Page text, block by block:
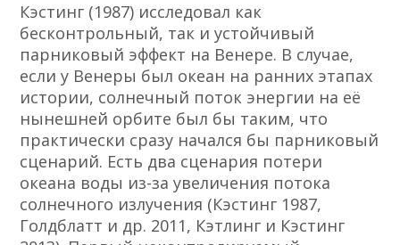
Кэстинг (1987) исследовал как
бесконтрольный, так и устойчивый
парниковый эффект на Венере. В случае,
если у Венеры был океан на ранних этапах
истории, солнечный поток энергии на её
нынешней орбите был бы таким, что
практически сразу начался бы парниковый
сценарий. Есть два сценария потери
океана воды из-за увеличения потока
солнечного излучения (Кэстинг 1987,
Голдблатт и др. 2011, Кэтлинг и Кэстинг